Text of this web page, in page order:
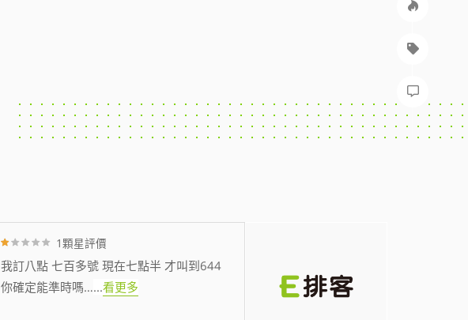
1顆星評價
我訂八點 七百多號 現在七點半 才叫到644
你確定能準時嗎…...看更多